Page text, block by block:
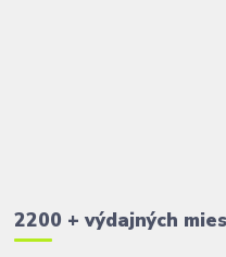
2200 + výdajných